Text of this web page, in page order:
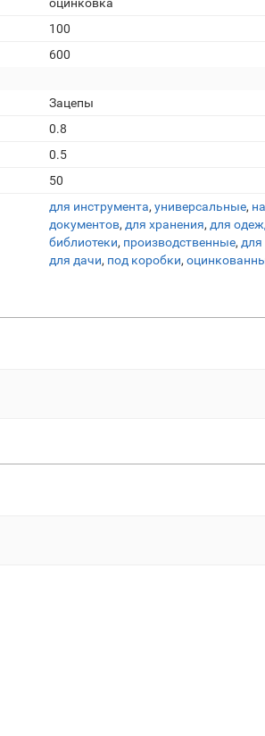
100
600
Зацепы
0.8
0.5
50
для инструмента, универсальные,
документов, для хранения, для
библиотеки, производственные, для
для дачи, под коробки,